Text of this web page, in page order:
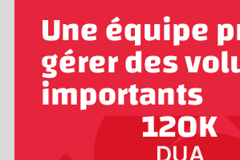
Une équipe
gérer des
importants
120K